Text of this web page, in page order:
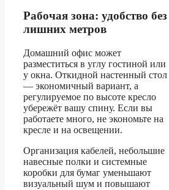
Рабочая зона: удобство без
лишних метров
Домашний офис может
разместиться в углу гостиной или
у окна. Откидной настенный стол
— экономичный вариант, а
регулируемое по высоте кресло
убережёт вашу спину. Если вы
работаете много, не экономьте на
кресле и на освещении.
Организация кабелей, небольшие
навесные полки и системные
коробки для бумаг уменьшают
визуальный шум и повышают